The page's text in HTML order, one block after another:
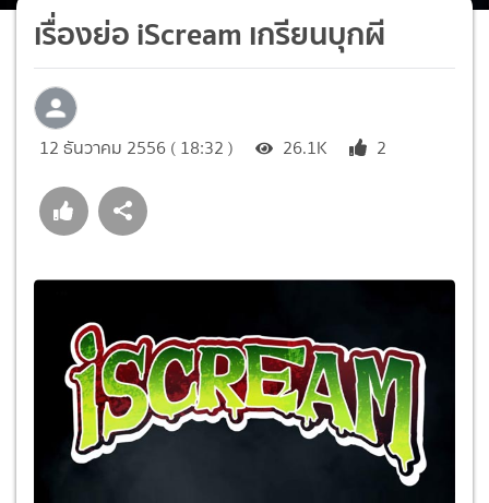
เรื่องย่อ iScream เกรียนบุกผี
12 ธันวาคม 2556 ( 18:32 ) 26.1K 2